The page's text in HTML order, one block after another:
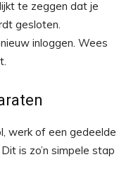
te zeggen dat je
gesloten.
inloggen. Wees
werk of een gedeelde
is zo’n simpele stap